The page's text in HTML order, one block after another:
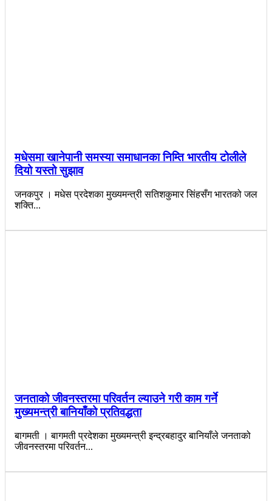
मधेसमा खानेपानी समस्या समाधानका निम्ति भारतीय टोलीले
दियो यस्तो सुझाव
जनकपुर । मधेस प्रदेशका मुख्यमन्त्री सतिशकुमार सिंहसँग भारतको जल
शक्ति...
जनताको जीवनस्तरमा परिवर्तन ल्याउने गरी काम गर्ने
मुख्यमन्त्री बानियाँको प्रतिवद्धता
बागमती । बागमती प्रदेशका मुख्यमन्त्री इन्द्रबहादुर बानियाँले जनताको
जीवनस्तरमा परिवर्तन...